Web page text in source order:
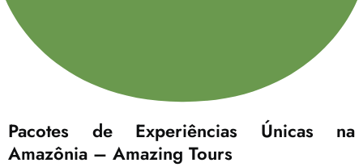
Pacotes de Experiências Únicas na
Amazônia – Amazing Tours